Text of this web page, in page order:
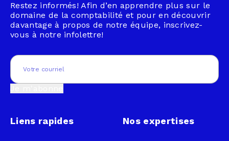
Restez informés! Afin d’en apprendre plus sur le
domaine de la comptabilité et pour en découvrir
davantage à propos de notre équipe, inscrivez-
vous à notre infolettre!
Email
Liens rapides Nos expertises